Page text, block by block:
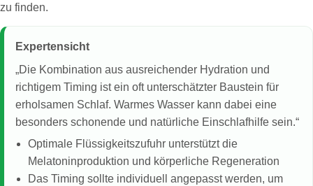
zu finden.
Expertensicht
„Die Kombination aus ausreichender Hydration und
richtigem Timing ist ein oft unterschätzter Baustein für
erholsamen Schlaf. Warmes Wasser kann dabei eine
besonders schonende und natürliche Einschlafhilfe sein.“
Optimale Flüssigkeitszufuhr unterstützt die
Melatoninproduktion und körperliche Regeneration
Das Timing sollte individuell angepasst werden, um